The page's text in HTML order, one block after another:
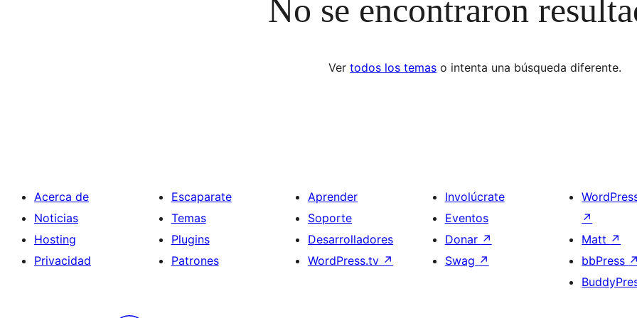
No se encontraron
Ver todos los temas o intenta una búsqueda diferente.
Acerca de
Noticias
Hosting
Privacidad
Escaparate
Temas
Plugins
Patrones
Aprender
Soporte
Desarrolladores
WordPress.tv ↗
Involúcrate
Eventos
Donar ↗
Swag ↗
↗
Matt ↗
bbPress ↗